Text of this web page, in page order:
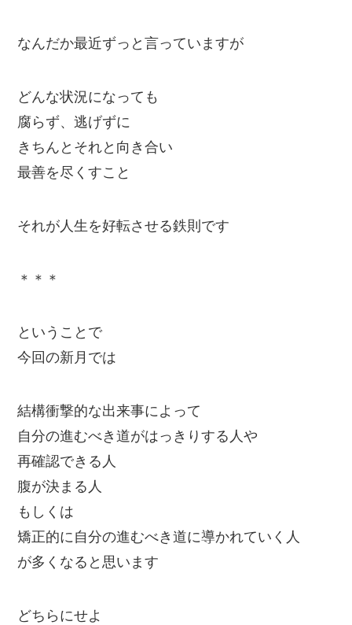
なんだか最近ずっと言っていますが
どんな状況になっても
腐らず、逃げずに
きちんとそれと向き合い
最善を尽くすこと
それが人生を好転させる鉄則です
＊＊＊
ということで
今回の新月では
結構衝撃的な出来事によって
自分の進むべき道がはっきりする人や
再確認できる人
腹が決まる人
もしくは
矯正的に自分の進むべき道に導かれていく人
が多くなると思います
どちらにせよ